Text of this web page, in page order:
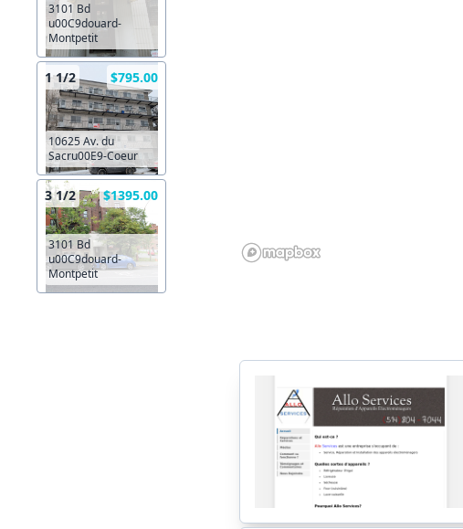
3101 Bd
u00C9douard-
Montpetit
1 1/2 $795.00
10625 Av. du
Sacru00E9-Coeur
3 1/2 $1395.00
3101 Bd
u00C9douard-
Montpetit